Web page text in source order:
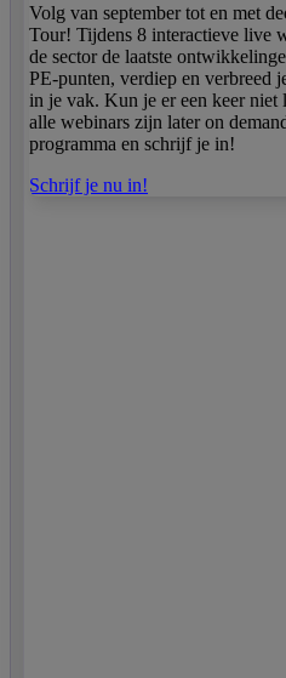
Volg van september tot en met
Tour! Tijdens 8 interactieve live
de sector de laatste
PE-punten, verdiep en verbreed
in je vak. Kun je er een keer
alle webinars zijn later on
programma en schrijf je in!
Schrijf je nu in!